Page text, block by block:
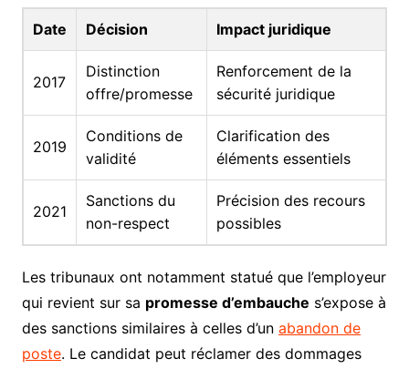
Date Décision Impact juridique
2017
Distinction
offre/promesse
Renforcement de la
sécurité juridique
2019
Conditions de
validité
Clarification des
éléments essentiels
2021
Sanctions du
non-respect
Précision des recours
possibles
Les tribunaux ont notamment statué que l’employeur
qui revient sur sa promesse d’embauche s’expose à
des sanctions similaires à celles d’un abandon de
poste. Le candidat peut réclamer des dommages